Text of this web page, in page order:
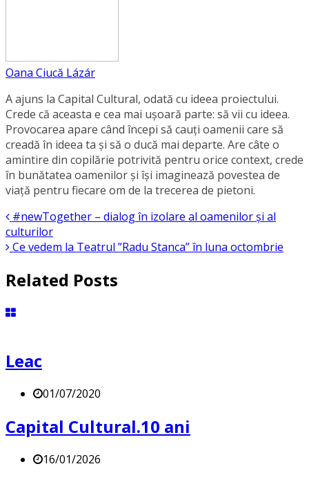
Oana Ciucă Lázár
A ajuns la Capital Cultural, odată cu ideea proiectului.
Crede că aceasta e cea mai ușoară parte: să vii cu ideea.
Provocarea apare când începi să cauți oamenii care să
creadă în ideea ta și să o ducă mai departe. Are câte o
amintire din copilărie potrivită pentru orice context, crede
în bunătatea oamenilor și își imaginează povestea de
viață pentru fiecare om de la trecerea de pietoni.
#newTogether – dialog în izolare al oamenilor şi al
culturilor
Ce vedem la Teatrul ”Radu Stanca” în luna octombrie
Related Posts
Leac
01/07/2020
Capital Cultural.10 ani
16/01/2026